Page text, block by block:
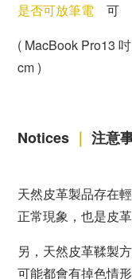
是否可放筆電
可
( MacBook Pro13
cm)
Notices ｜ 注意
天然皮革製品存在
正常現象，也是皮
另，天然皮革鞣製
可能都會有掉色情